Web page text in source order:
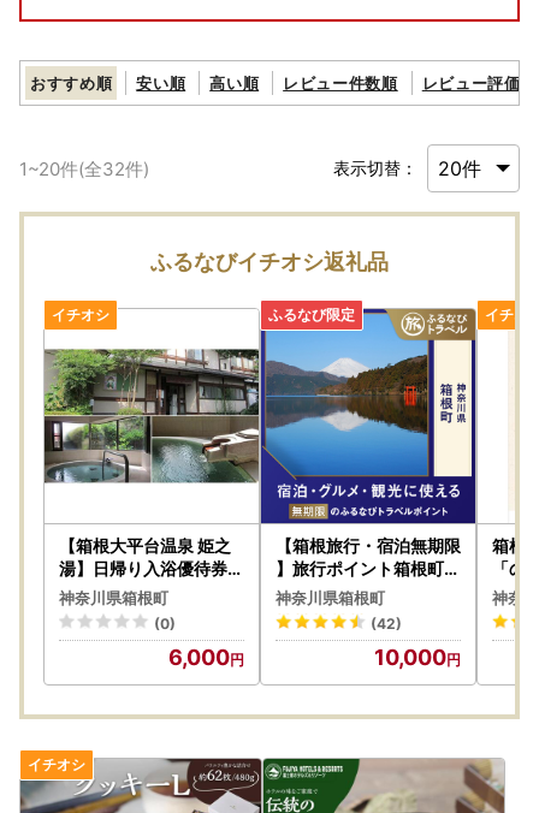
【箱根町】箱ぴたふるさと宿泊補助券 ご希望の箱根の宿を
見つけてお泊りください～
【箱根町】箱ぴたふるさと宿泊補助券（20,000円分）
【箱根町】箱ぴたふるさと宿泊補助券（30,000円分）
『総務省告示改正により、10月以降のご寄付分から宿泊ク
ーポンにご利用枚数制限のかかる施設が一部ございます。
詳細は各お礼の品のサイトをご確認ください。
●箱ぴた
https://www.hakone-ryokan.or.jp/blog/8708.html
[2024.10.01～納税分]箱根町ふるさと納税謝礼品『箱ぴたふ
るさと宿泊補助券』｜箱根温泉公式サイト「箱ぴた」
[2024.10.01～納税分]箱根町ふるさと納税謝礼品『箱ぴたふ
るさと宿泊補助券』～NEWS
www.hakone-ryokan.or.jp
●JTB旅行クーポン
https://www.j-furusato.com/newcoupon.html
おすすめ順 安い順 高い順 レビュー件数順 レビュー評価順
1~20件(全32件) 表示切替：
ふるなびイチオシ返礼品
【箱根大平台温泉 姫之
湯】日帰り入浴優待券大
人１名（休憩室利用）
記念タオル付［利用券利
用券］
神奈川県箱根町
(0)
6,000
【箱根旅行・宿泊無期限
】旅行ポイント箱根町ふ
るなびトラベルポイント
神奈川県箱根町
(42)
10,000
箱根
「の
［乗
神奈